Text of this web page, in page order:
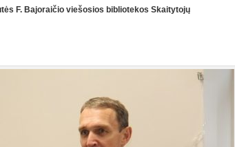
F. Bajoraičio viešosios bibliotekos Skaitytojų